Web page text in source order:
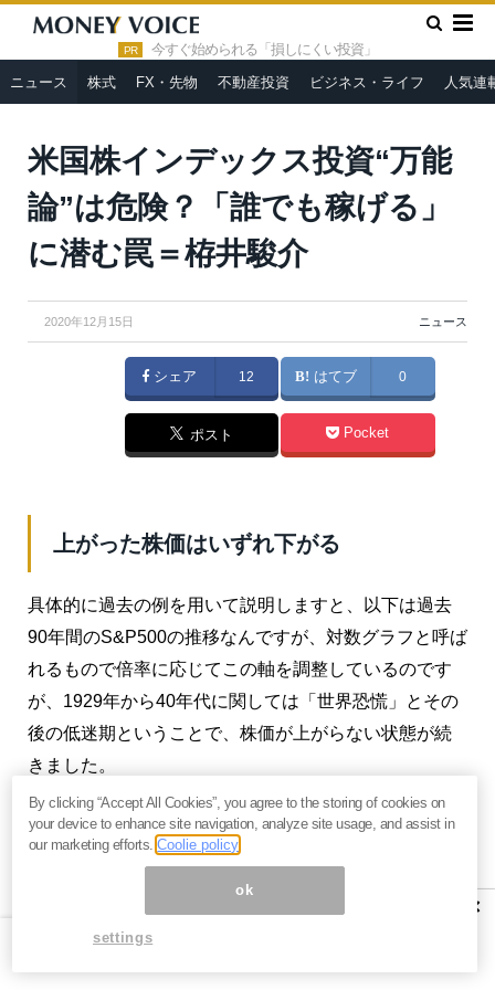
PR 今すぐ始められる「損しにくい投資」
ニュース 株式 FX・先物 不動産投資 ビジネス・ライフ 人気連
HOME » ニュース »
米国株インデックス投資“万能論”は危険？
「誰でも稼げる」に潜む罠＝栫井駿介
米国株インデックス投資“万能
論”は危険？「誰でも稼げる」
に潜む罠＝栫井駿介
2020年12月15日 ニュース
シェア 12 はてブ 0
ポスト Pocket
上がった株価はいずれ下がる
具体的に過去の例を用いて説明しますと、以下は過去
90年間のS&P500の推移なんですが、対数グラフと呼ば
れるもので倍率に応じてこの軸を調整しているのです
が、1929年から40年代に関しては「世界恐慌」とその
後の低迷期ということで、株価が上がらない状態が続
きました。
×
By clicking “Accept All Cookies”, you agree to the storing of cookies on
your device to enhance site navigation, analyze site usage, and assist in
our marketing efforts.Coolie policy
ok
settings